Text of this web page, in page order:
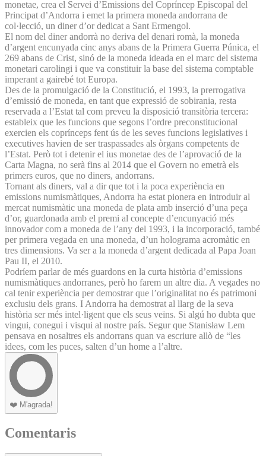
monetae, crea el Servei d’Emissions del Copríncep Episcopal del
Principat d’Andorra i emet la primera moneda andorrana de
col·lecció, un diner d’or dedicat a Sant Ermengol.
El nom del diner andorrà no deriva del denari romà, la moneda
d’argent encunyada cinc anys abans de la Primera Guerra Púnica, el
269 abans de Crist, sinó de la moneda ideada en el marc del sistema
monetari carolingi i que va constituir la base del sistema comptable
imperant a gairebé tot Europa.
Des de la promulgació de la Constitució, el 1993, la prerrogativa
d’emissió de moneda, en tant que expressió de sobirania, resta
reservada a l’Estat tal com preveu la disposició transitòria tercera:
estableix que les funcions que segons l’ordre preconstitucional
exercien els coprínceps fent ús de les seves funcions legislatives i
executives havien de ser traspassades als òrgans competents de
l’Estat. Però tot i detenir el ius monetae des de l’aprovació de la
Carta Magna, no serà fins al 2014 que el Govern no emetrà els
primers euros, que no diners, andorrans.
Tornant als diners, val a dir que tot i la poca experiència en
emissions numismàtiques, Andorra ha estat pionera en introduir al
mercat numismàtic una moneda de plata amb inserció d’una peça
d’or, guardonada amb el premi al concepte d’encunyació més
innovador com a moneda de l’any del 1993, i la incorporació, també
per primera vegada en una moneda, d’un holograma acromàtic en
tres dimensions. Va ser a la moneda d’argent dedicada al Papa Joan
Pau II, el 2010.
Podríem parlar de més guardons en la curta història d’emissions
numismàtiques andorranes, però ho farem un altre dia. A vegades no
cal tenir experiència per demostrar que l’originalitat no és patrimoni
exclusiu dels grans. I Andorra ha demostrat al llarg de la seva
història ser més intel·ligent que els seus veïns. Si algú ho dubta que
vingui, conegui i visqui al nostre país. Segur que Stanisław Lem
pensava en nosaltres els andorrans quan va escriure allò de “les
idees, com les puces, salten d’un home a l’altre.
❤️ M'agrada!
Comentaris